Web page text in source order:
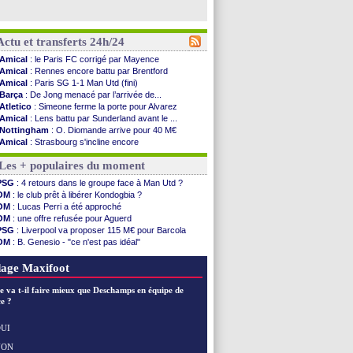
et transferts 24h/24
Amical : le Paris FC corrigé par Mayence
Amical : Rennes encore battu par Brentford
Amical : Paris SG 1-1 Man Utd (fini)
Barça : De Jong menacé par l’arrivée de...
Atletico : Simeone ferme la porte pour Alvarez
Amical : Lens battu par Sunderland avant le ...
Nottingham : O. Diomande arrive pour 40 M€
Amical : Strasbourg s'incline encore
Amical: Lille s'impose à Hambourg
Lens: Ganiou prolongé jusqu'en 2030 (officiel)
OM: le PSG, les précisions de Benatia
Amical: Paris SG-Man Utd, les compos
Amical: Chelsea corrige l'AC Milan
Argentine : Messi perd son papa
Amical: l'Inter s'offre la Juventus
Atletico: Almada rejoint River Plate (off.)
Monaco : Camara a la cote en Angleterre
OM: la piste Goore en attaque
Amical : Rennes s'incline contre Brentford
Arsenal
Real
+ populaires du moment
: 4 retours dans le groupe face à Man Utd ?
: le club prêt à libérer Kondogbia ?
: Lucas Perri a été approché
: une offre refusée pour Aguerd
: Liverpool va proposer 115 M€ pour Barcola
: B. Genesio - "ce n'est pas idéal"
: prison avec sursis requis contre un arbitre
Maxifoot
va t-il faire mieux que Deschamps en équipe de
?